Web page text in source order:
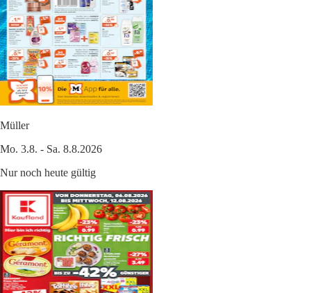
Müller
Mo. 3.8. - Sa. 8.8.2026
Nur noch heute gültig